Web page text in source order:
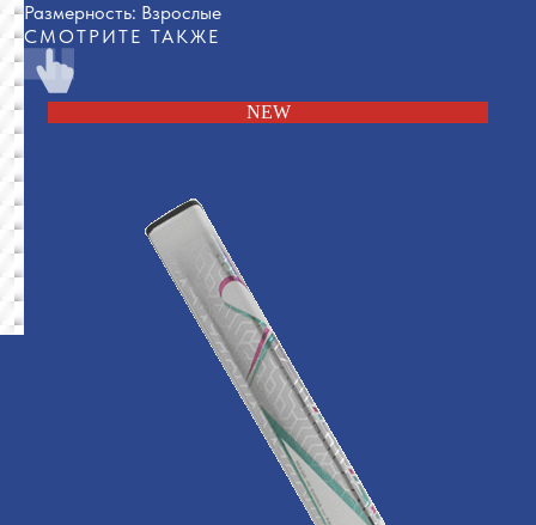
Размерность: Взрослые
СМОТРИТЕ ТАКЖЕ
NEW